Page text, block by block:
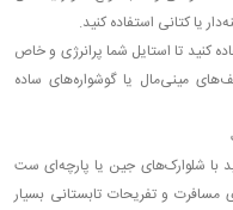
یا کتانی استفاده کنید.
کنید تا استایل شما پرانرژی و خاص
مینی‌مال یا گوشواره‌های ساده
با شلوارک‌های جین یا پارچه‌ای ست
و تفریحات تابستانی بسیار